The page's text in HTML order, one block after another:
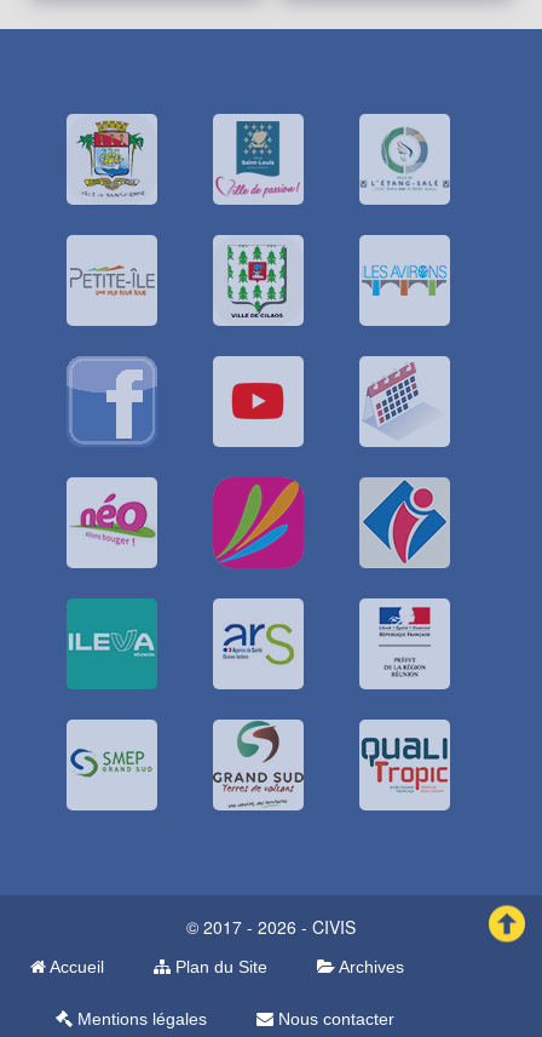
© 2017 - 2026 - CIVIS
Accueil Plan du Site Archives
Mentions légales Nous contacter